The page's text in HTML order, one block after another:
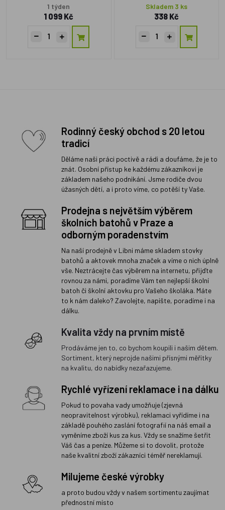
1 týden
1 099 Kč
Skladem 3 ks
338 Kč
Rodinný český obchod s 20 letou
tradicí
Děláme naši práci poctivě a rádi a doufáme, že je to
znát. Osobní přístup ke každému zákazníkovi je
základem našeho podnikání. Jsme rodiče dvou
úžasných dětí, a i proto víme, co potěší ty Vaše.
Prodejna s největším výběrem
školních batohů v Praze a
odborným poradenstvím
Na naší prodejně v Libni máme skladem stovky
batohů a aktovek mnoha značek a víme o nich úplně
vše. Neztrácejte čas výběrem na internetu, přijďte
rovnou za námi, poradíme Vám ten nejlepší školní
batoh či školní aktovku pro Vašeho školáka. Máte
to k nám daleko? Zavolejte, napište, poradíme i na
dálku.
Kvalita vždy na prvním místě
Prodáváme jen to, co bychom koupili i našim dětem.
Sortiment, který neprojde našimi přísnými měřítky
na kvalitu, do nabídky nezařazujeme.
Rychlé vyřízení reklamace i na dálku
Pokud to povaha vady umožňuje (zjevná
neopravitelnost výrobku), reklamaci vyřídíme i na
základě pouhého zaslání fotografií na náš email a
vyměníme zboží kus za kus. Vždy se snažíme šetřit
Váš čas a peníze. Můžeme si to dovolit, protože
naše kvalitní zboží zákazníci téměř nereklamují.
Milujeme české výrobky
a proto budou vždy v našem sortimentu zaujímat
přednostní místo